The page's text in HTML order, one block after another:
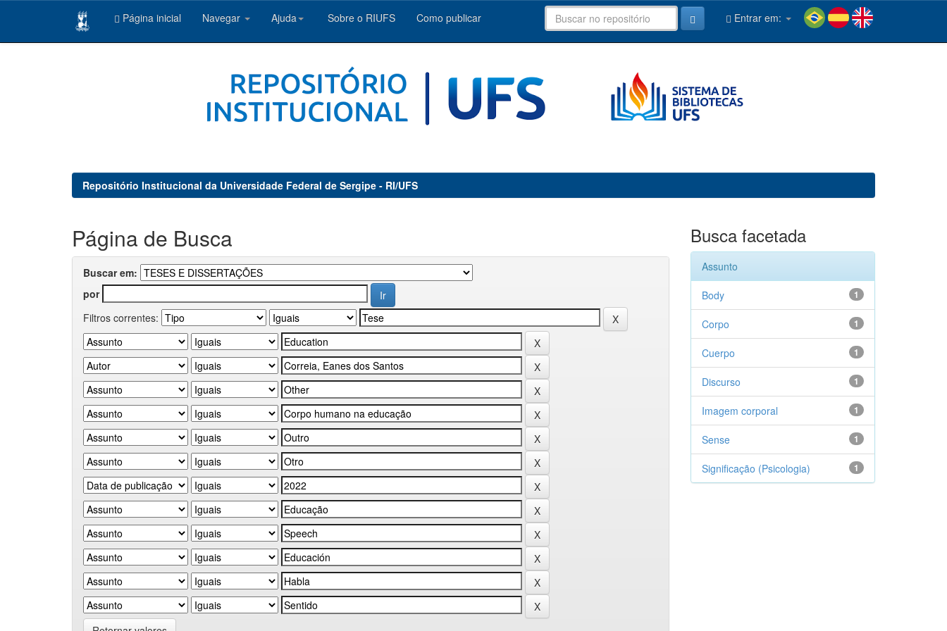
Página inicial Navegar Ajuda Sobre o RIUFS Como publicar Entrar em:
Repositório Institucional da Universidade Federal de Sergipe - RI/UFS
Página de Busca
Buscar em:
por
Filtros correntes:
Busca facetada
Assunto
1
Body
1
Corpo
1
Cuerpo
1
Discurso
1
Imagem corporal
1
Sense
1
Significação (Psicologia)